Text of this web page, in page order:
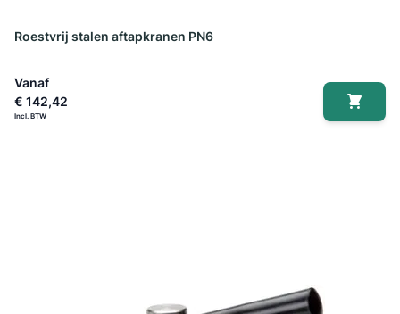
Roestvrij stalen aftapkranen PN6
Vanaf
€ 142,42